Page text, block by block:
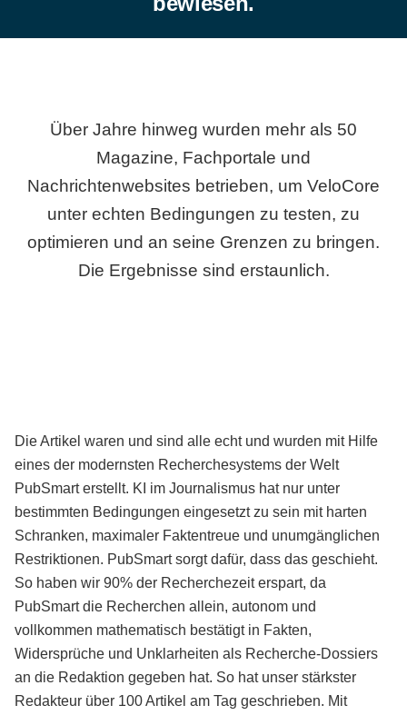
Über Jahre hinweg wurden mehr als 50
Magazine, Fachportale und
Nachrichtenwebsites betrieben, um VeloCore
unter echten Bedingungen zu testen, zu
optimieren und an seine Grenzen zu bringen.
Die Ergebnisse sind erstaunlich.
Die Artikel waren und sind alle echt und wurden mit Hilfe
eines der modernsten Recherchesystems der Welt
PubSmart erstellt. KI im Journalismus hat nur unter
bestimmten Bedingungen eingesetzt zu sein mit harten
Schranken, maximaler Faktentreue und unumgänglichen
Restriktionen. PubSmart sorgt dafür, dass das geschieht.
So haben wir 90% der Recherchezeit erspart, da
PubSmart die Recherchen allein, autonom und
vollkommen mathematisch bestätigt in Fakten,
Widersprüche und Unklarheiten als Recherche-Dossiers
an die Redaktion gegeben hat. So hat unser stärkster
Redakteur über 100 Artikel am Tag geschrieben. Mit